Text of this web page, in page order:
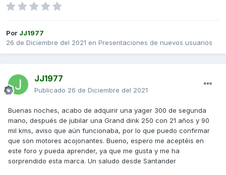
Por JJ1977
26 de Diciembre del 2021 en Presentaciones de nuevos usuarios
JJ1977
Publicado 26 de Diciembre del 2021
Buenas noches, acabo de adquirir una yager 300 de segunda
mano, después de jubilar una Grand dink 250 con 21 años y 90
mil kms, aviso que aún funcionaba, por lo que puedo confirmar
que son motores acojonantes. Bueno, espero me aceptéis en
este foro y pueda aprender, ya que me gusta y me ha
sorprendido esta marca. Un saludo desde Santander